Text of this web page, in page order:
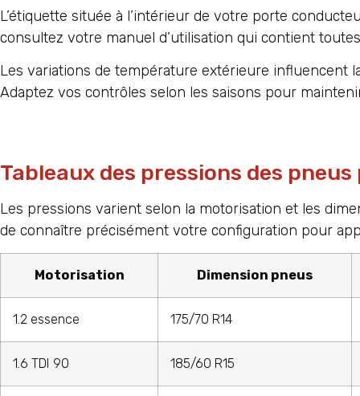
L’étiquette située à l’intérieur de votre porte
consultez votre manuel d’utilisation qui contient
Les variations de température extérieure influencent
Adaptez vos contrôles selon les saisons pour
Tableaux des pressions des
Les pressions varient selon la motorisation et les
de connaître précisément votre configuration pour
Motorisation Dimension pneus
1.2 essence 175/70 R14
1.6 TDI 90 185/60 R15